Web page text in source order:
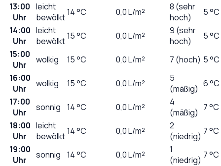
13:00
Uhr
leicht
bewölkt14°C 0,0L/m²
8 (sehr
hoch)
5 °C
14:00
Uhr
leicht
bewölkt15°C 0,0L/m²
9 (sehr
hoch)
5 °C
15:00
Uhr
wolkig 15°C 0,0L/m² 7 (hoch) 5 °C
16:00
Uhr
wolkig 15°C 0,0L/m²
5
(mäßig) 6 °C
17:00
Uhr
sonnig 14°C 0,0L/m²
4
(mäßig) 7 °C
18:00
Uhr
leicht
bewölkt14°C 0,0L/m²
2
(niedrig) 7 °C
19:00
Uhr
sonnig 14°C 0,0L/m²
1
(niedrig) 7 °C